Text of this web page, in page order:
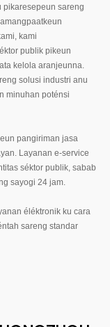
pikaresepeun sareng
kami
publik pikeun
kelola aranjeunna.
solusi industri anu
minuhan poténsi
pangiriman jasa
Layanan e-service
séktor publik, sabab
sayogi 24 jam.
éléktronik ku cara
sareng standar